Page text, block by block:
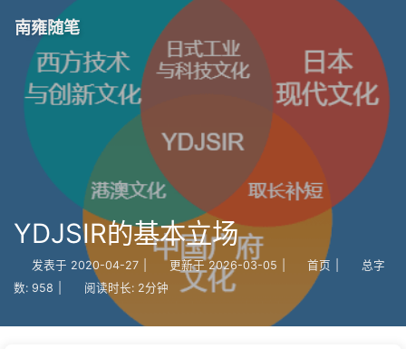
南雍随笔
YDJSIR的基本立场
发表于 2020-04-27 更新于 2026-03-05 首页
总字
数: 958 阅读时长: 2分钟